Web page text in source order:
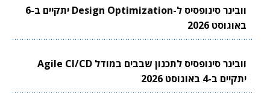
וובינר סינופסיס ל-Design Optimization יתקיים ב-6
באוגוסט 2026
וובינר סינופסיס לתכנון שבבים במודל Agile CI/CD
יתקיים ב-4 באוגוסט 2026